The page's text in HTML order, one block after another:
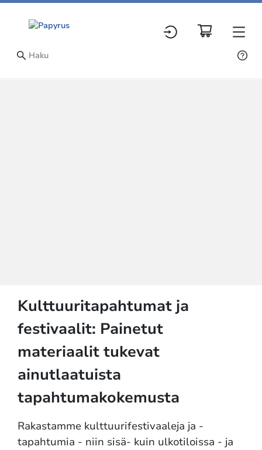
Kulttuuritapahtumat ja
festivaalit: Painetut
materiaalit tukevat
ainutlaatuista
tapahtumakokemusta
Rakastamme kulttuurifestivaaleja ja -
tapahtumia - niin sisä- kuin ulkotiloissa - ja